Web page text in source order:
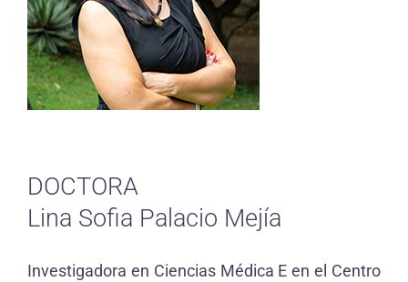
DOCTORA
Lina Sofia Palacio Mejía
Investigadora en Ciencias Médica E en el Centro